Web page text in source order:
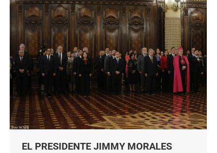
EL PRESIDENTE JIMMY MORALES